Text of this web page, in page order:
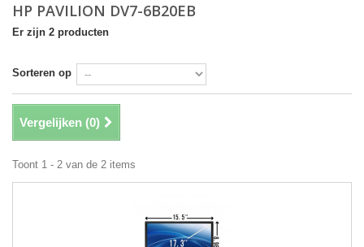
HP PAVILION DV7-6B20EB
Er zijn 2 producten
Sorteren op
Vergelijken (0)
Toont 1 - 2 van de 2 items